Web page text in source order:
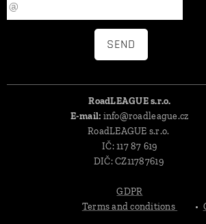
SEND
RoadLEAGUE s.r.o.
E-mail: info@roadleague.cz
RoadLEAGUE s.r.o.
IČ: 117 87 619
DIČ: CZ11787619
GDPR
Terms and conditions